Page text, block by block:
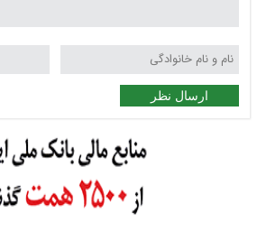
ارسال نظر